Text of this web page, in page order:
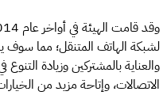
لشبكة الهاتف المتنقل؛ مما
والعناية بالمشتركين وزيادة
الاتصالات، وإتاحة مزيد من